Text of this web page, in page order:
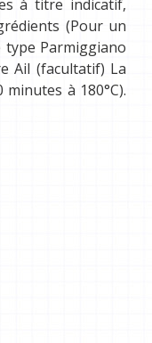
à titre indicatif,
(Pour un
type Parmiggiano
Ail (facultatif) La
à 180°C).